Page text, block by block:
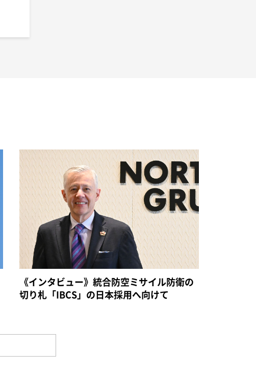
《インタビュー》統合防空ミサイル防衛の
切り札「IBCS」の日本採用へ向けて